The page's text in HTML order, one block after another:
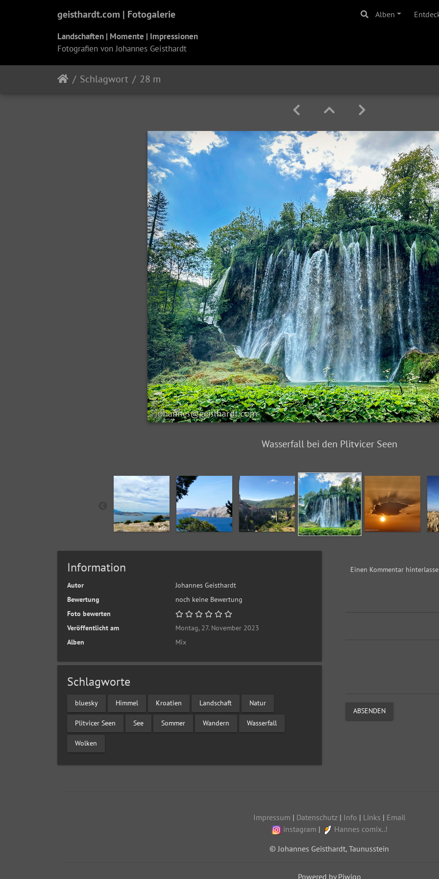
geisthardt.com | Fotogalerie Alben
Landschaften | Momente | Impressionen
Fotografien von Johannes Geisthardt
Schlagwort 28 m
Wasserfall bei den Plitvicer Seen
Information
Autor
Johannes Geisthardt
Bewertung
noch keine Bewertung
Foto bewerten
Veröffentlicht am
Montag, 27. November 2023
Alben
Mix
Schlagworte
bluesky Himmel Kroatien Landschaft Natur
Plitvicer Seen See Sommer Wandern Wasserfall
Wolken
Einen Kommentar
ABSENDEN
Impressum | Datenschutz| Info | Links | Email
instagram |
Hannes comix..!
© Johannes Geisthardt, Taunusstein
Powered by Piwigo